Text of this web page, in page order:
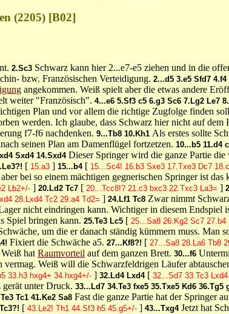
(2205) [B02]
2.Sc3 Schwarz kann hier 2...e7-e5 ziehen und in die
bzw. Französischen Verteidigung. 2...d5 3.e5 Sfd7 4.f4
angekommen. Weiß spielt aber die etwas andere
weiter "Französisch". 4...e6 5.Sf3 c5 6.g3 Sc6 7.Lg2 Le7
Plan und vor allem die richtige Zugfolge finden
werden. Ich glaube, dass Schwarz hier nicht auf
f7-f6 nachdenken. 9...Tb8 10.Kh1 Als erstes sollte
seinen Plan am Damenflügel fortzetzen. 10...b5 11.d4
Sxd4 14.Sxd4 Dieser Springer wird die ganze Partie
[ 15.a3 ] 15...b4 [ 15...Sc4! 16.b3 Sxe3 17.Txe3 Dc7
bei so einem mächtigen gegnerischen Springer ist das
Lb2+/- ] 20.Ld2 Tc7 [ 20...Tcc8!? 21.c3 bxc3 22.Txc3 La3= ]
Lxd4 28.Lxd4 Tc2 29.a4 Td2= ] 24.Lf1 Tc8 Zwar nimmt
nicht eindringen kann. Wichtiger in diesem Endspiel
Spiel bringen kann. 25.Te3 Lc5 [ 25...Sa8 26.Kg2 Sc7 27.b4
um die er danach ständig kümmern muss. Man
Fixiert die Schwäche a5. 27...Kf8?! [ 27...Sa8 28.La6 Tb8
Weiß hat Raumvorteil auf dem ganzen Brett. 30...f6
vermag. Weiß will die Schwarzfeldrigen Läufer
33.h3 hxg4+ 34.hxg4+/- ] 32.Ld4 Lxd4 [ 32...Sd7 33.Tc3 Lxd4
gerät unter Druck. 33...Ld7 34.Te3 fxe5 35.Txe5 Kd6 36.Tg5
Tc1 41.Ke2 Sa8 Fast die ganze Partie hat der Springer
[ 43.Le2! Th1 44.Sf3 h5 45.g5+/- ] 43...Txg4 Jetzt hat